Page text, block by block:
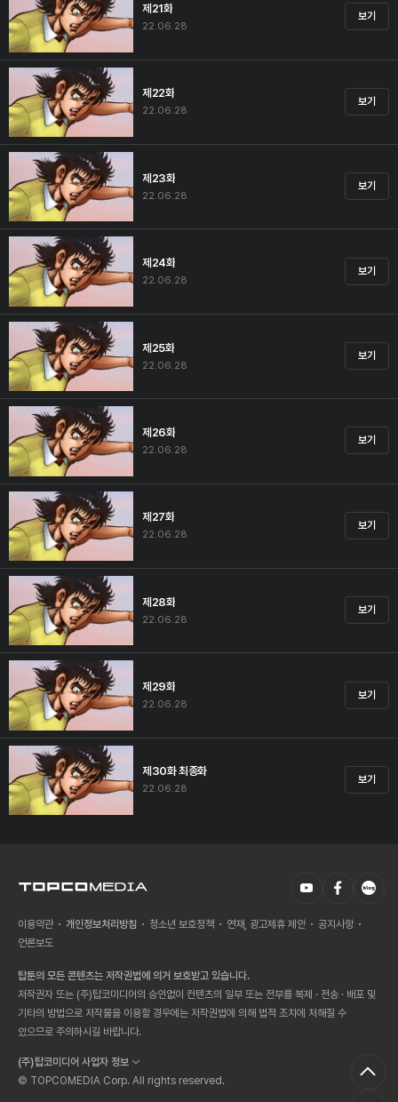
제21화
22.06.28
보기
제22화
22.06.28
보기
제23화
22.06.28
보기
제24화
22.06.28
보기
제25화
22.06.28
보기
제26화
22.06.28
보기
제27화
22.06.28
보기
제28화
22.06.28
보기
제29화
22.06.28
보기
제30화 최종화
22.06.28
보기
이용약관 개인정보처리방침 청소년 보호정책 연재, 광고제휴 제안
공지사항
언론보도
탑툰의 모든 콘텐츠는 저작권법에 의거 보호받고 있습니다.
저작권자 또는 (주)탑코미디어의 승인없이 컨텐츠의 일부 또는 전부를 복제 · 전송 · 배포 및
기타의 방법으로 저작물을 이용할 경우에는 저작권법에 의해 법적 조치에 처해질 수
있으므로 주의하시길 바랍니다.
(주)탑코미디어 사업자 정보
© TOPCOMEDIA Corp. All rights reserved.